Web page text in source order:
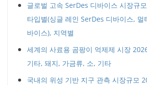
글로벌 고속 SerDes 디바이스 시장규
타입별(싱글 레인 SerDes 디바이스, 멀
바이스), 지역별
세계의 사료용 곰팡이 억제제 시장
기타, 돼지, 가금류, 소, 기타
국내의 위성 기반 지구 관측 시장규모